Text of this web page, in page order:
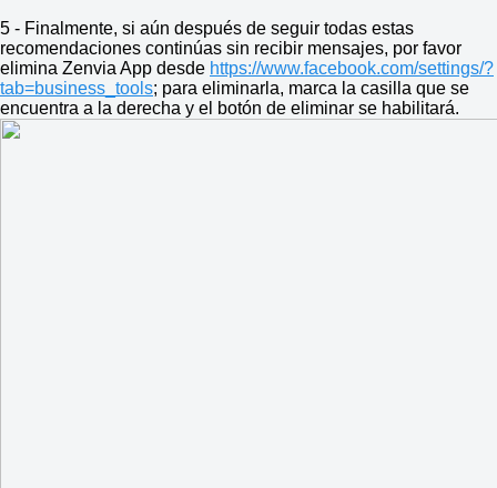
5 - Finalmente, si aún después de seguir todas estas
recomendaciones continúas sin recibir mensajes, por favor
elimina Zenvia App desde https://www.facebook.com/settings/?
tab=business_tools; para eliminarla, marca la casilla que se
encuentra a la derecha y el botón de eliminar se habilitará.